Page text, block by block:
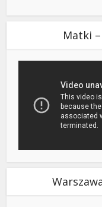
Matki